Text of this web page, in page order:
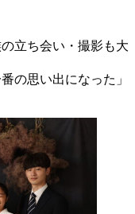
立ち会い・撮影も大
の思い出になった」